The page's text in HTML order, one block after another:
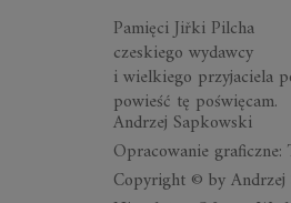
Pamięci Jiřki Pilcha
czeskiego wydawcy
i wielkiego przyjaciela
powieść tę poświęcam.
Andrzej Sapkowski
Opracowanie
Copyright © by